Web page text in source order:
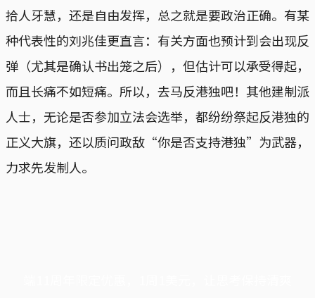
拾人牙慧，还是自由发挥，总之就是要政治正确。有某
种代表性的刘兆佳更直言：有关方面也预计到会出现反
弹（尤其是确认书出笼之后），但估计可以承受得起，
而且长痛不如短痛。所以，去马反港独吧！其他建制派
人士，无论是否参加立法会选举，都纷纷祭起反港独的
正义大旗，还以质问政敌“你是否支持港独”为武器，
力求先发制人。